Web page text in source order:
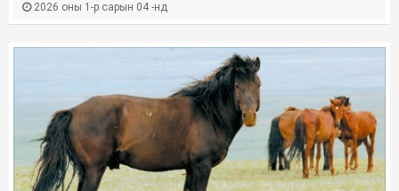
2026 оны 1-р сарын 04 -нд